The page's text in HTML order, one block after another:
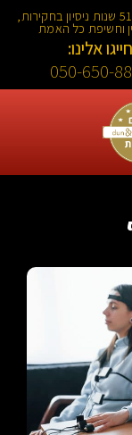
וחשיפת כל האמת
חייגו אלינו:
050-650-